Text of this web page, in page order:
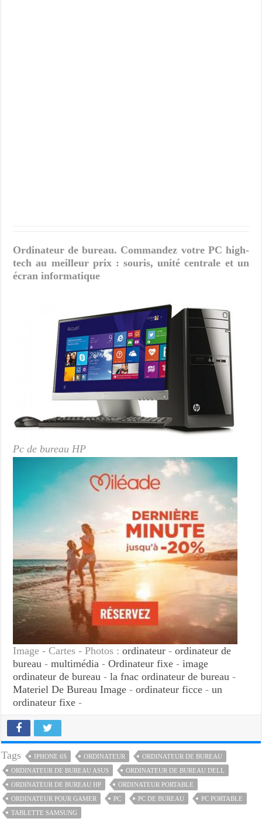
Ordinateur de bureau. Commandez votre PC high-
tech au meilleur prix : souris, unité centrale et un
écran informatique
Pc de bureau HP
Image - Cartes - Photos :ordinateur -ordinateur de
bureau -multimédia -Ordinateur fixe -image
ordinateur de bureau -la fnac ordinateur de bureau -
Materiel De Bureau Image -ordinateur ficce -un
ordinateur fixe -
Tags IPHONE 6S ORDINATEUR
ORDINATEUR DE BUREAU
ORDINATEUR DE BUREAU ASUS
ORDINATEUR DE BUREAU DELL
ORDINATEUR DE BUREAU HP
ORDINATEUR PORTABLE
ORDINATEUR POUR GAMER
PC PC DE BUREAU
PC PORTABLE
TABLETTE SAMSUNG